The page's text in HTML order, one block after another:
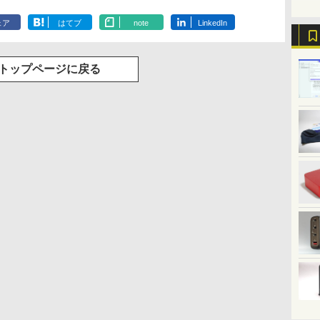
ア はてブ note LinkedIn
トップページに戻る